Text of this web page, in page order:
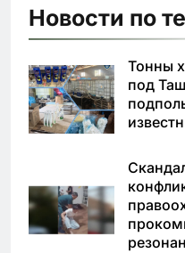
Новости по
Тонны
под